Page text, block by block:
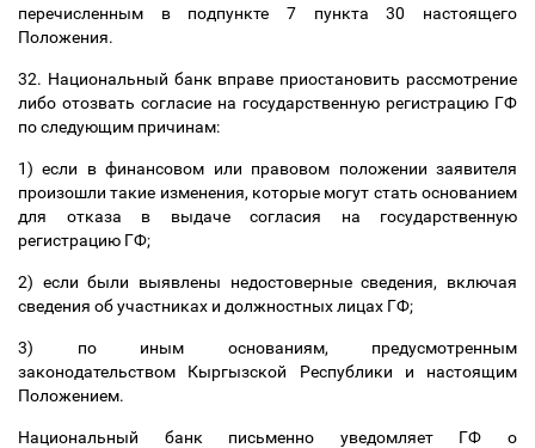
перечисленным в подпункте 7 пункта 30 настоящего
Положения.
32. Национальный банк вправе приостановить рассмотрение
либо отозвать согласие на государственную регистрацию ГФ
по следующим причинам:
1) если в финансовом или правовом положении заявителя
произошли такие изменения, которые могут стать основанием
для отказа в выдаче согласия на государственную
регистрацию ГФ;
2) если были выявлены недостоверные сведения, включая
сведения об участниках и должностных лицах ГФ;
3) по иным основаниям, предусмотренным
законодательством Кыргызской Республики и настоящим
Положением.
Национальный банк письменно уведомляет ГФ о